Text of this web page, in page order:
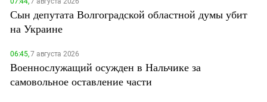
Сын депутата Волгоградской областной думы убит
на Украине
06:45,7 августа 2026
Военнослужащий осужден в Нальчике за
самовольное оставление части